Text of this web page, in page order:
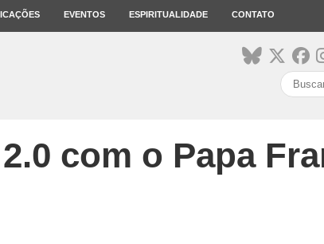
EVENTOS ESPIRITUALIDADE CONTATO
com o Papa